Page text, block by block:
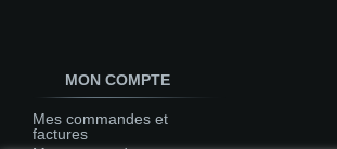
MON COMPTE
Mes commandes et
factures